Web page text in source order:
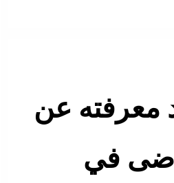
معرفته عن
في